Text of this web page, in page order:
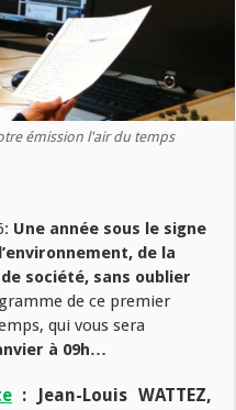
émission l'air du temps
Une année sous le signe
de la
société, sans oublier
de ce premier
qui vous sera
à 09h…
: Jean-Louis WATTEZ,